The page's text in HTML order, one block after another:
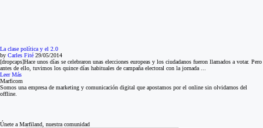
La clase política y el 2.0
by Carles Fité 29/05/2014
[dropcaps]Hace unos días se celebraron unas elecciones europeas y los ciudadanos fueron llamados a votar. Pero
antes de ello, tuvimos los quince días habituales de campaña electoral con la jornada ...
Leer Más
Marficom
Somos una empresa de marketing y comunicación digital que apostamos por el online sin olvidarnos del
offline.
Únete a Marfiland, nuestra comunidad